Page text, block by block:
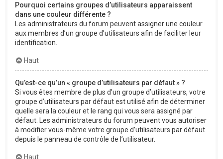
Pourquoi certains groupes d’utilisateurs apparaissent
dans une couleur différente ?
Les administrateurs du forum peuvent assigner une couleur
aux membres d’un groupe d’utilisateurs afin de faciliter leur
identification.
Haut
Qu’est-ce qu’un « groupe d’utilisateurs par défaut » ?
Si vous êtes membre de plus d’un groupe d’utilisateurs, votre
groupe d’utilisateurs par défaut est utilisé afin de déterminer
quelle sera la couleur et le rang qui vous sera assigné par
défaut. Les administrateurs du forum peuvent vous autoriser
à modifier vous-même votre groupe d’utilisateurs par défaut
depuis le panneau de contrôle de l’utilisateur.
Haut